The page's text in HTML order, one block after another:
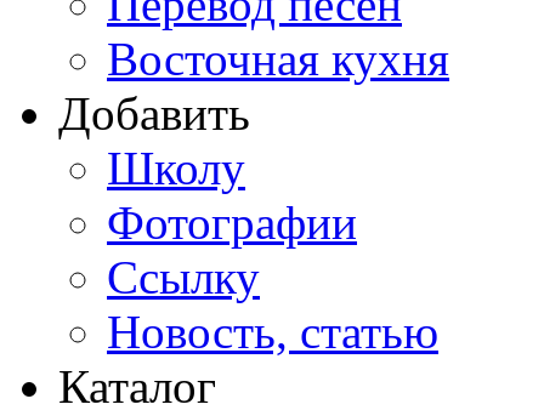
Восточная кухня
Добавить
Школу
Фотографии
Ссылку
Новость, статью
Каталог